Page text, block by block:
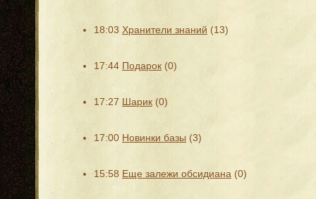
18:03 Хранители знаний (13)
17:44 Подарок (0)
17:27 Шарик (0)
17:00 Новинки базы (3)
15:58 Еще залежи обсидиана (0)